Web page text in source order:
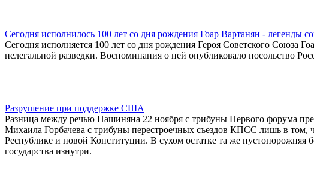
Сегодня исполнилось 100 лет со дня рождения Гоар Вартанян - легенды
Сегодня исполняется 100 лет со дня рождения Героя Советского Союза
нелегальной разведки. Воспоминания о ней опубликовало посольство
Разрушение при поддержке США
Разница между речью Пашиняна 22 ноября с трибуны Первого форума
Михаила Горбачева с трибуны перестроечных съездов КПСС лишь в том,
Республике и новой Конституции. В сухом остатке та же пустопорожняя
государства изнутри.